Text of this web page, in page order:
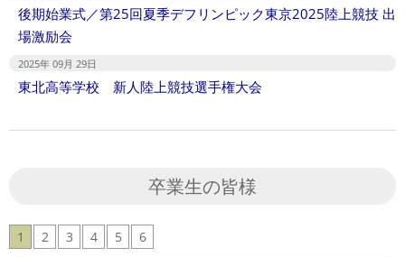
後期始業式／第25回夏季デフリンピック東京2025陸上競技 出
場激励会
2025年 09月 29日
東北高等学校 新人陸上競技選手権大会
卒業生の皆様
1 2 3 4 5 6